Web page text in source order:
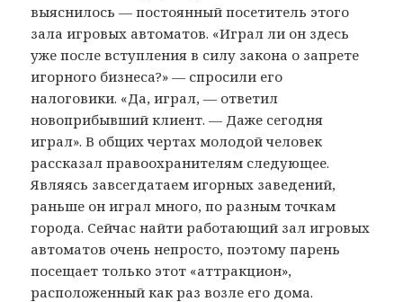
выяснилось — постоянный посетитель этого
зала игровых автоматов. «Играл ли он здесь
уже после вступления в силу закона о запрете
игорного бизнеса?» — спросили его
налоговики. «Да, играл, — ответил
новоприбывший клиент. — Даже сегодня
играл». В общих чертах молодой человек
рассказал правоохранителям следующее.
Являясь завсегдатаем игорных заведений,
раньше он играл много, по разным точкам
города. Сейчас найти работающий зал игровых
автоматов очень непросто, поэтому парень
посещает только этот «аттракцион»,
расположенный как раз возле его дома.